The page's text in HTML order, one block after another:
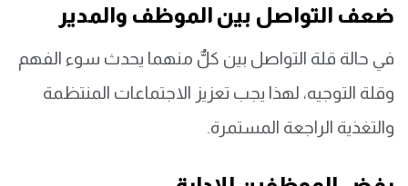
ضعف التواصل بين الموظف والمدير
في حالة قلة التواصل بين كلٌّ منهما يحدث سوء الفهم
وقلة التوجيه، لهذا يجب تعزيز الاجتماعات المنتظمة
والتغذية الراجعة المستمرة.